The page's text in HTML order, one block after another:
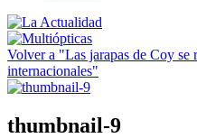
Volver a "Las jarapas de Coy se
internacionales"
thumbnail-9